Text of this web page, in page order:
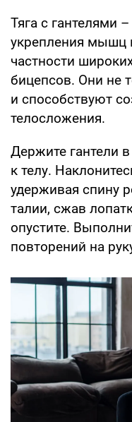
Тяга с гантелями
укрепления мышц
частности
бицепсов. Они не
и способствуют
телосложения.
Держите гантели
к телу.
удерживая спину
талии, сжав
опустите.
повторений на